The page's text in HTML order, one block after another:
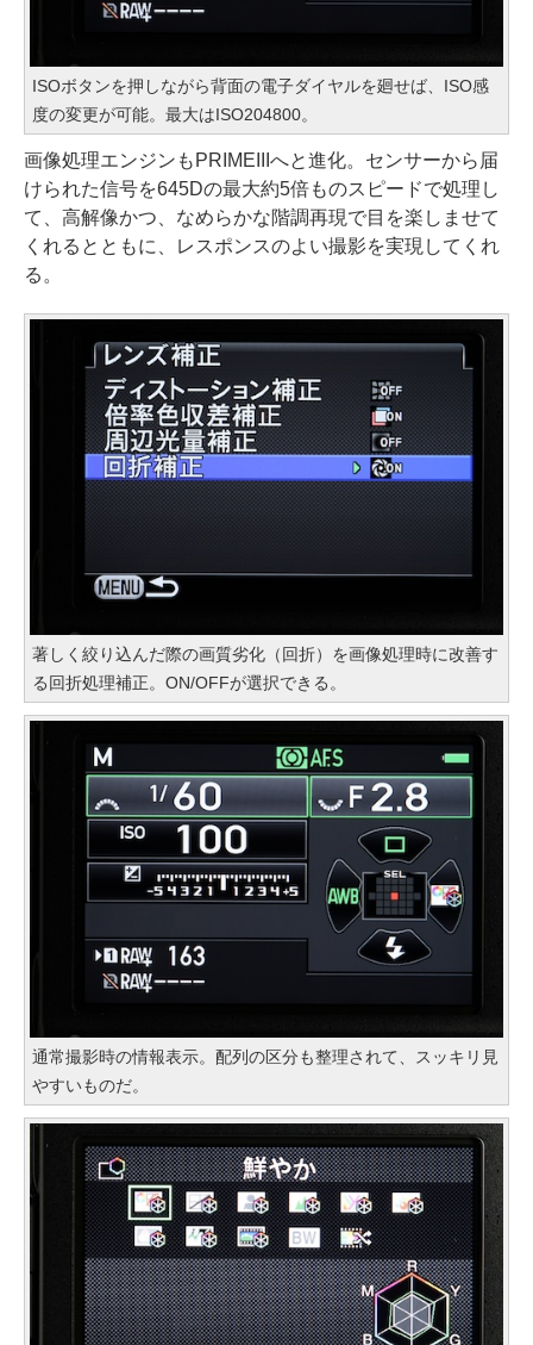
ISOボタンを押しながら背面の電子ダイヤルを廻せば、ISO感
度の変更が可能。最大はISO204800。
画像処理エンジンもPRIMEIIIへと進化。センサーから届
けられた信号を645Dの最大約5倍ものスピードで処理し
て、高解像かつ、なめらかな階調再現で目を楽しませて
くれるとともに、レスポンスのよい撮影を実現してくれ
る。
著しく絞り込んだ際の画質劣化（回折）を画像処理時に改善す
る回折処理補正。ON/OFFが選択できる。
通常撮影時の情報表示。配列の区分も整理されて、スッキリ見
やすいものだ。